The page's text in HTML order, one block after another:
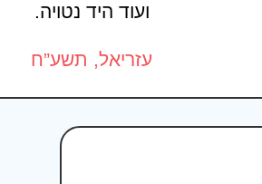
ועוד היד נטויה.
עזריאל, תשע”ח